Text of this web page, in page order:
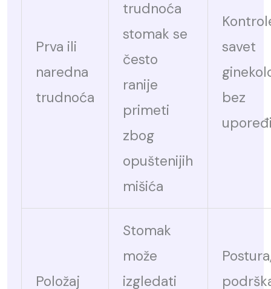
Prva ili
naredna
trudnoća
trudnoća
stomak se
često
ranije
primeti
zbog
opuštenijih
mišića
savet
bez
Položaj
Stomak
može
izgledati